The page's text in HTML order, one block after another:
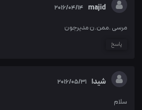
majid
2016/04/14
مرسی .ممن.ن مدیرجون
پاسخ
شیدا 2016/05/31
سلام